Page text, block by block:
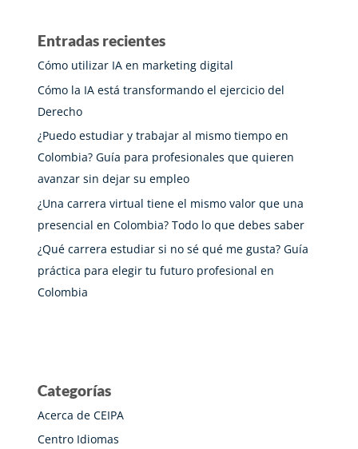
Entradas recientes
Cómo utilizar IA en marketing digital
Cómo la IA está transformando el ejercicio del
Derecho
¿Puedo estudiar y trabajar al mismo tiempo en
Colombia? Guía para profesionales que quieren
avanzar sin dejar su empleo
¿Una carrera virtual tiene el mismo valor que una
presencial en Colombia? Todo lo que debes saber
¿Qué carrera estudiar si no sé qué me gusta? Guía
práctica para elegir tu futuro profesional en
Colombia
Categorías
Acerca de CEIPA
Centro Idiomas